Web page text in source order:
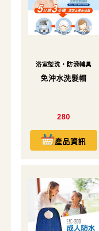
浴室盥洗・防滑輔具
免沖水洗髮帽
280
產品資訊